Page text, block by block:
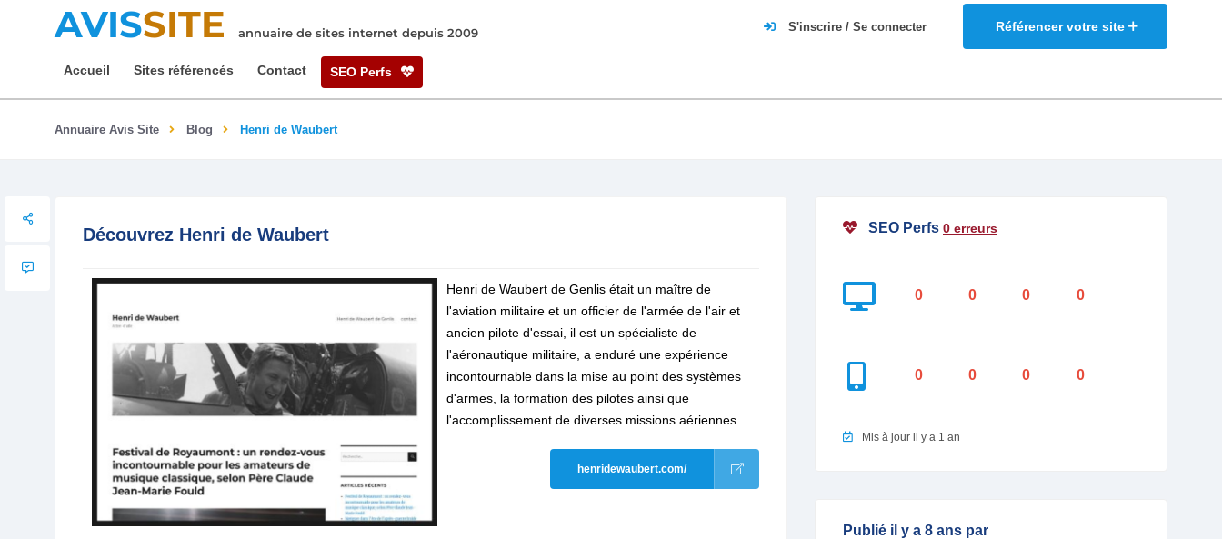
AVISSITE annuaire de sites internet depuis 2009 Référencer votre site
S'inscrire / Se connecter
Accueil Sites référencés Contact SEO Perfs
Annuaire Avis Site Blog Henri de Waubert
Découvrez Henri de Waubert
Henri de Waubert de Genlis était un maître de
l'aviation militaire et un officier de l'armée de l'air et
ancien pilote d'essai, il est un spécialiste de
l'aéronautique militaire, a enduré une expérience
incontournable dans la mise au point des systèmes
d'armes, la formation des pilotes ainsi que
l'accomplissement de diverses missions aériennes.
henridewaubert.com/
SEO Perfs 0 erreurs
0 0 0 0
0 0 0 0
Mis à jour il y a 1 an
Publié il y a 8 ans par